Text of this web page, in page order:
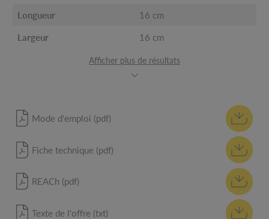
Longueur 16 cm
Largeur 16 cm
Afficher plus de résultats
Mode d'emploi (pdf)
Fiche technique (pdf)
REACh (pdf)
Texte de l'offre (txt)